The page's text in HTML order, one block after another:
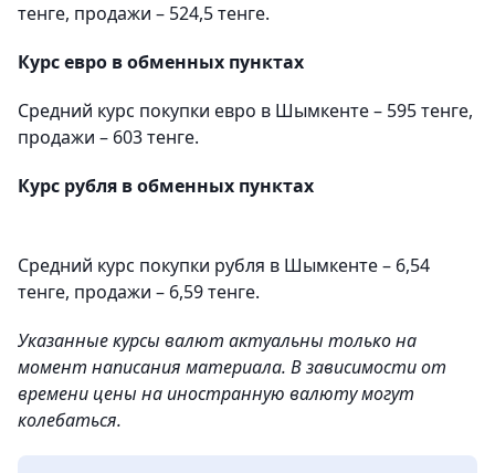
тенге, продажи – 524,5 тенге.
Курс евро в обменных пунктах
Средний курс покупки евро в Шымкенте – 595 тенге,
продажи – 603 тенге.
Курс рубля в обменных пунктах
Средний курс покупки рубля в Шымкенте – 6,54
тенге, продажи – 6,59 тенге.
Указанные курсы валют актуальны только на
момент написания материала. В зависимости от
времени цены на иностранную валюту могут
колебаться.